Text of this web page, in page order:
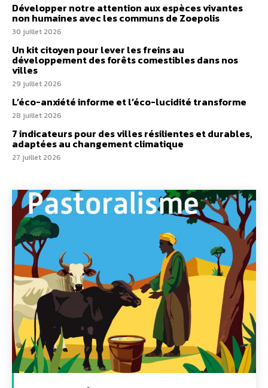
Développer notre attention aux espèces vivantes
non humaines avec les communs de Zoepolis
30 juillet 2026
Un kit citoyen pour lever les freins au
développement des forêts comestibles dans nos
villes
29 juillet 2026
L’éco-anxiété informe et l’éco-lucidité transforme
28 juillet 2026
7 indicateurs pour des villes résilientes et durables,
adaptées au changement climatique
27 juillet 2026